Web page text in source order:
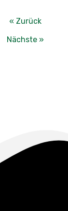
« Zurück
Nächste »